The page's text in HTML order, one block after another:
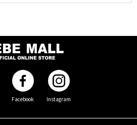
Facebook Instagram